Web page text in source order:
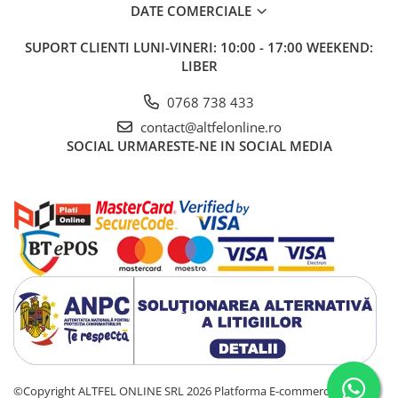
Periuta de Dinti
Produse Styling
Sampon pentru Barbati
Sampon Uscat
Tratament de Par
Vopsea de Par
Ingrijirea Picioarelor
Ingrijirea Tenului
Creme de Fata
Demachiere
Manichiura si Pedichiura
DATE COMERCIALE
SUPORT CLIENTI LUNI-VINERI: 10:00 - 17:00 WEEKEND:
LIBER
0768 738 433
contact@altfelonline.ro
SOCIAL URMARESTE-NE IN SOCIAL MEDIA
©Copyright ALTFEL ONLINE SRL 2026 Platforma E-commerce by